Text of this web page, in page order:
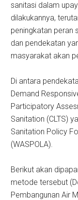
sanitasi dalam
dilakukannya,
peningkatan peran
dan pendekatan
masyarakat akan
Di antara
Demand
Participatory
Sanitation (CLTS)
Sanitation Policy
(WASPOLA).
Berikut akan
metode tersebut
Pembangunan Air